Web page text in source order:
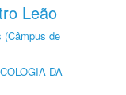
Leão
(Câmpus de
DA